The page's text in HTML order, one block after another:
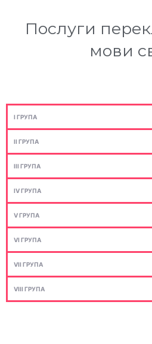
Послуги
мови
I ГРУПА
II ГРУПА
III ГРУПА
IV ГРУПА
V ГРУПА
VI ГРУПА
VII ГРУПА
VIII ГРУПА